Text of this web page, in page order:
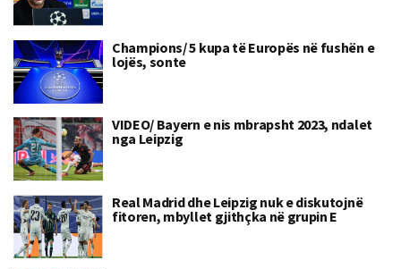
Champions/ 5 kupa të Europës në fushën e
lojës, sonte
VIDEO/ Bayern e nis mbrapsht 2023, ndalet
nga Leipzig
Real Madrid dhe Leipzig nuk e diskutojnë
fitoren, mbyllet gjithçka në grupin E